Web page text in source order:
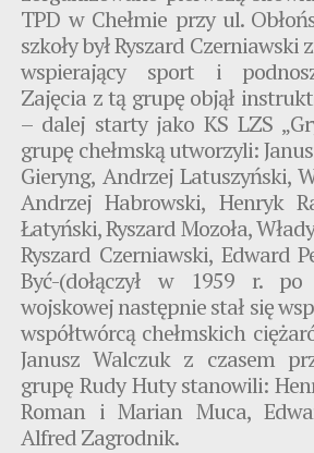
TPD w Chełmie przy ul.
szkoły był Ryszard
wspierający sport i
Zajęcia z tą grupę objął
– dalej starty jako KS LZS
grupę chełmską utworzyli:
Gieryng, Andrzej Latuszyński,
Andrzej Habrowski, Henryk
Łatyński, Ryszard Mozoła,
Ryszard Czerniawski, Edward
Być-(dołączył w 1959 r. po
wojskowej następnie stał się
współtwórcą chełmskich
Janusz Walczuk z czasem
grupę Rudy Huty stanowili:
Roman i Marian Muca,
Alfred Zagrodnik.